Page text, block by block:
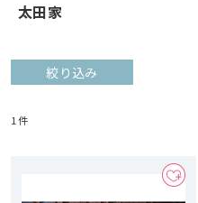
太田家
絞り込み
1 件